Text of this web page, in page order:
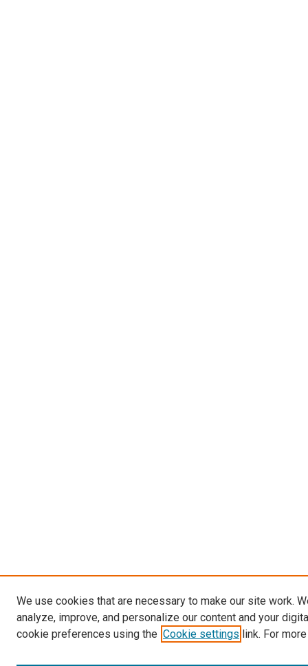
We use cookies that are necessary to make our site work.
analyze, improve, and personalize our content and your
cookie preferences using the Cookie settings link. For